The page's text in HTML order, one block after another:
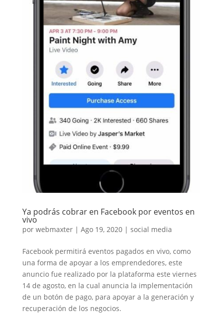
Ya podrás cobrar en Facebook por eventos en
vivo
por webmaxter| Ago 19, 2020| social media
Facebook permitirá eventos pagados en vivo, como
una forma de apoyar a los emprendedores, este
anuncio fue realizado por la plataforma este viernes
14 de agosto, en la cual anuncia la implementación
de un botón de pago, para apoyar a la generación y
recuperación de los negocios.